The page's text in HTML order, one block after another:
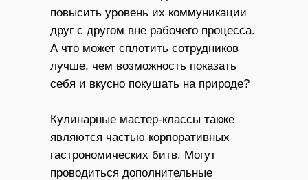
повысить уровень их коммуникации
друг с другом вне рабочего процесса.
А что может сплотить сотрудников
лучше, чем возможность показать
себя и вкусно покушать на природе?
Кулинарные мастер-классы также
являются частью корпоративных
гастрономических битв. Могут
проводиться дополнительные